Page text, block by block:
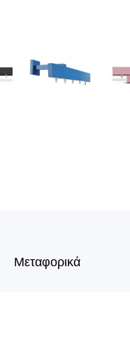
Μεταφορικά